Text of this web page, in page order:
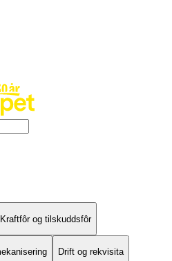
Kraftfôr og tilskuddsfôr
Drift og rekvisita